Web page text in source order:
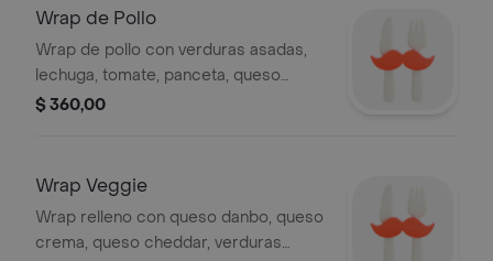
Wrap de Pollo
Wrap de pollo con verduras asadas,
lechuga, tomate, panceta, queso
Danbo, queso crema y zanahoria
$ 360,00
Wrap Veggie
Wrap relleno con queso danbo, queso
crema, queso cheddar, verduras